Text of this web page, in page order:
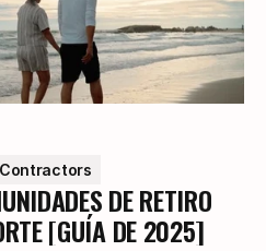
DE RETIRO
[GUÍA DE 2025]